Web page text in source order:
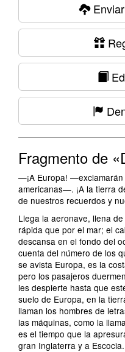
Fragmento de
—¡A Europa!
americanas—. ¡A la tierra
de nuestros recuerdos y
Llega la aeronave, llena
rápida que por el mar; el
descansa en el fondo del
cuenta del número de los
se avista Europa, es la
pero los pasajeros
les despierte hasta que
suelo de Europa, en la
llaman los hombres de
las máquinas, como la
es el tiempo que la
gran Inglaterra y a Escocia.